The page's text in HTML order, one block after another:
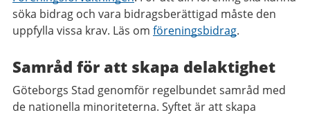
söka bidrag och vara bidragsberättigad måste den
uppfylla vissa krav. Läs om föreningsbidrag.
Samråd för att skapa delaktighet
Göteborgs Stad genomför regelbundet samråd med
de nationella minoriteterna. Syftet är att skapa